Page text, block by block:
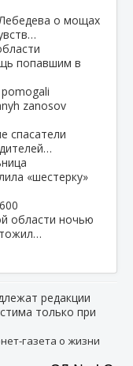
о мощах
попавшим в
спасатели
«шестерку»
области ночью
редакции
только при
газета о жизни